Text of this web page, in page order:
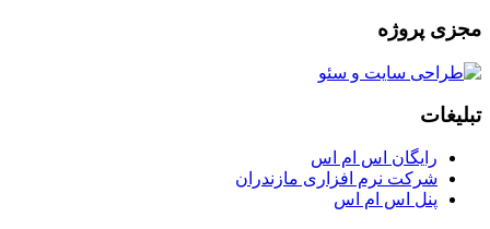
مجزی پروژه
تبلیغات
رایگان اس ام اس
شرکت نرم افزاری مازندران
پنل اس ام اس